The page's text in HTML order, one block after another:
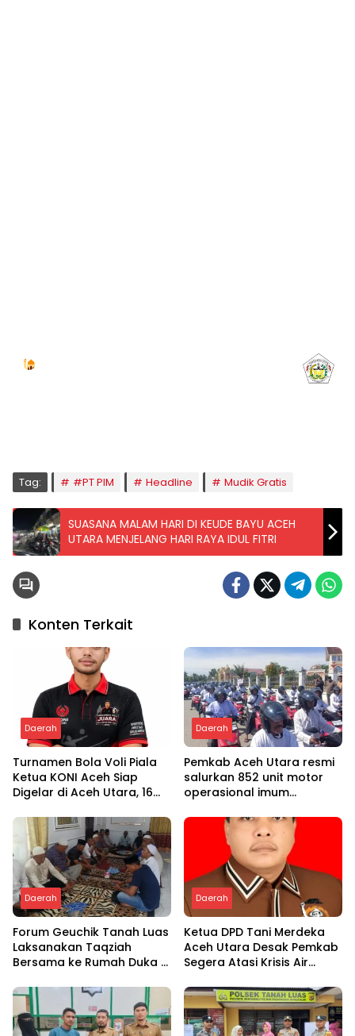
Tag: #PT PIM Headline Mudik Gratis
SUASANA MALAM HARI DI KEUDE BAYU ACEH
UTARA MENJELANG HARI RAYA IDUL FITRI
Konten Terkait
Daerah
Turnamen Bola Voli Piala
Ketua KONI Aceh Siap
Digelar di Aceh Utara, 16
Ambil Bagian
Daerah
Pemkab Aceh Utara resmi
salurkan 852 unit motor
operasional imum
Daerah
Forum Geuchik Tanah Luas
Laksanakan Taqziah
Bersama ke Rumah Duka di
Daerah
Ketua DPD Tani Merdeka
Aceh Utara Desak Pemkab
Segera Atasi Krisis Air